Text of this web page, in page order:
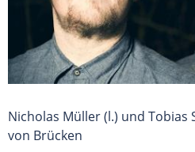
Nicholas Müller (l.) und Tobias
von Brücken